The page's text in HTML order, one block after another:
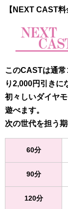
【NEXT CAST料
このCASTは通
り2,000円引きに
初々しいダイヤ
遊べます。
次の世代を担う
60分
90分
120分